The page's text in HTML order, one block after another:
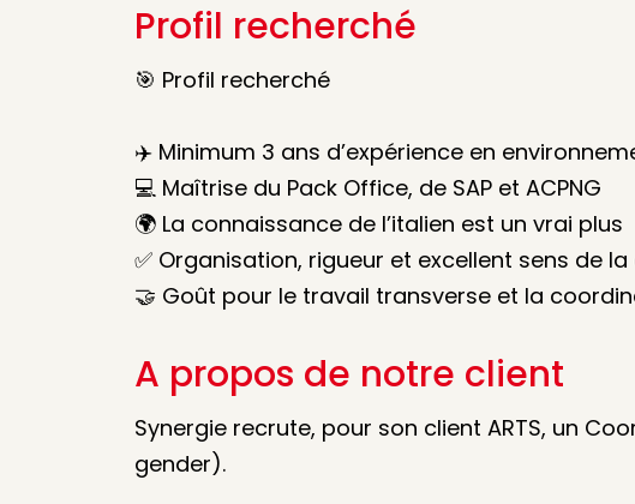
Profil recherché
🎯 Profil recherché
✈️ Minimum 3 ans d’expérience en
💻 Maîtrise du Pack Office, de SAP et ACPNG
🌍 La connaissance de l’italien est un vrai plus
✅ Organisation, rigueur et excellent sens de
🤝 Goût pour le travail transverse et la
A propos de notre client
Synergie recrute, pour son client ARTS, un
gender).